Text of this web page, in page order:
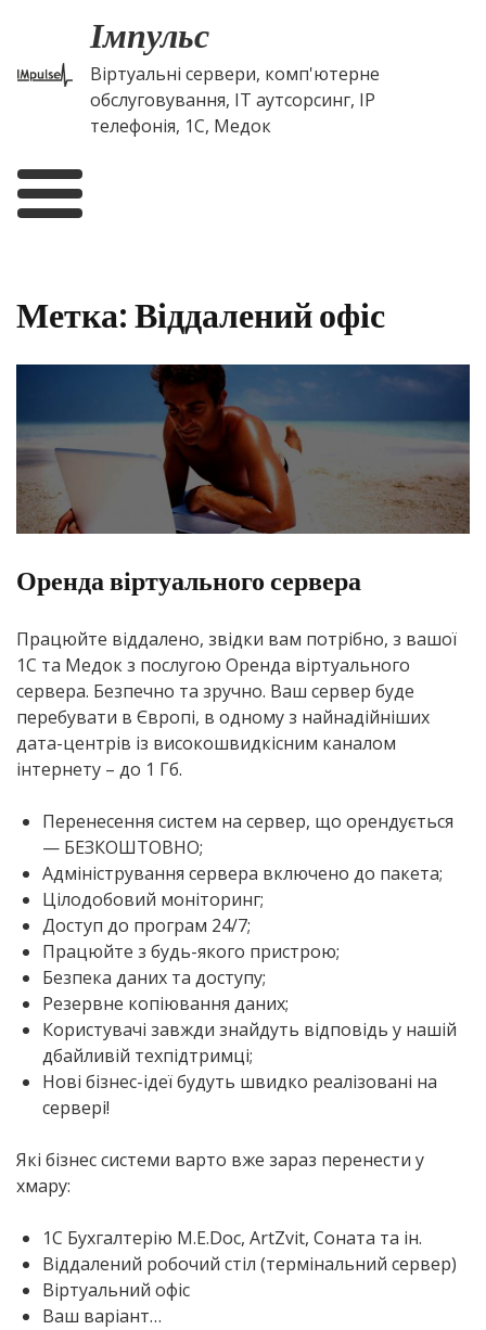
content
Імпульс
Віртуальні сервери, комп'ютерне
обслуговування, IT аутсорсинг, IP
телефонія, 1С, Медок
Метка: Віддалений офіс
Оренда віртуального сервера
Працюйте віддалено, звідки вам потрібно, з вашої
1С та Медок з послугою Оренда віртуального
сервера. Безпечно та зручно. Ваш сервер буде
перебувати в Європі, в одному з найнадійніших
дата-центрів із високошвидкісним каналом
інтернету – до 1 Гб.
Перенесення систем на сервер, що орендується
— БЕЗКОШТОВНО;
Адміністрування сервера включено до пакета;
Цілодобовий моніторинг;
Доступ до програм 24/7;
Працюйте з будь-якого пристрою;
Безпека даних та доступу;
Резервне копіювання даних;
Користувачі завжди знайдуть відповідь у нашій
дбайливій техпідтримці;
Нові бізнес-ідеї будуть швидко реалізовані на
сервері!
Які бізнес системи варто вже зараз перенести у
хмару:
1С Бухгалтерію М.E.Doc, ArtZvit, Соната та ін.
Віддалений робочий стіл (термінальний сервер)
Віртуальний офіс
Ваш варіант…